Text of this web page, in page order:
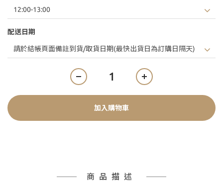
配送日期
加入購物車
商品描述